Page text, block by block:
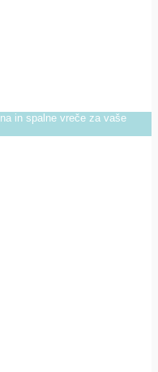
in spalne vreče za vaše